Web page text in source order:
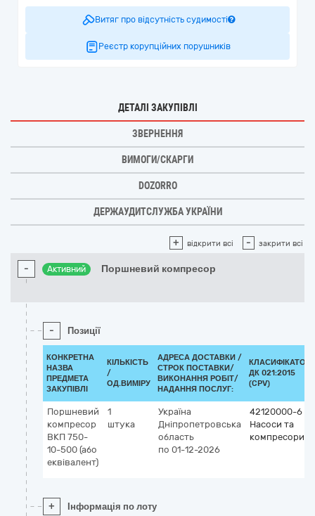
Витяг про відсутність судимості
Реєстр корупційних порушників
ДЕТАЛІ ЗАКУПІВЛІ
ЗВЕРНЕННЯ
ВИМОГИ/СКАРГИ
DOZORRO
ДЕРЖАУДИТСЛУЖБА УКРАЇНИ
+ відкрити всі - закрити всі
- Активний Поршневий компресор
- Позиції
КОНКРЕТНА
НАЗВА
ПРЕДМЕТА
ЗАКУПІВЛІ
КІЛЬКІСТЬ
/
ОД.ВИМІРУ
АДРЕСА ДОСТАВКИ /
СТРОК ПОСТАВКИ/
ВИКОНАННЯ РОБІТ/
НАДАННЯ ПОСЛУГ:
КЛАСИФІКАТОР
ДК 021:2015
(CPV)
Поршневий
компресор
ВКП 750-
10-500 (або
еквівалент)
1
штука
Україна
Дніпропетровська
область
по 01-12-2026
42120000-6
Насоси та
компресори
+ Інформація по лоту